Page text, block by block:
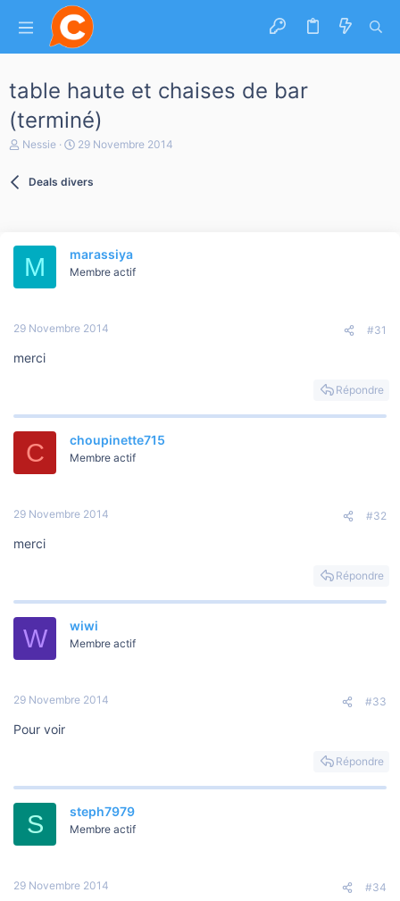
table haute et chaises de bar
(terminé)
A
e
d
c
s
n
Nessie
D
e
b
u
29 Novembre 2014
Deals divers
M marassiya
Membre actif
29 Novembre 2014 #31
merci
Répondre
C choupinette715
Membre actif
29 Novembre 2014 #32
merci
Répondre
W wiwi
Membre actif
29 Novembre 2014 #33
Pour voir
Répondre
S steph7979
Membre actif
29 Novembre 2014 #34